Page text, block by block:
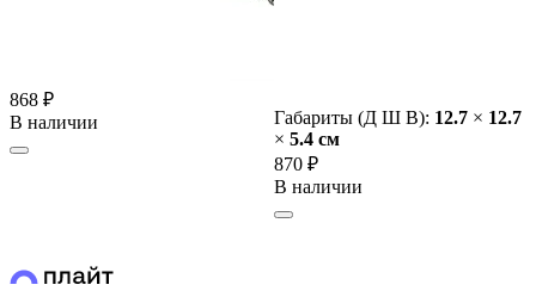
868 ₽
В наличии
Габариты (Д Ш В): 12.7 × 12.7
× 5.4 cм
870 ₽
В наличии